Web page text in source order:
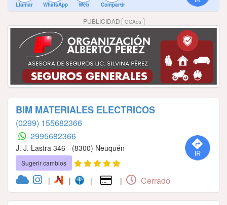
Llamar WhatsApp Web Compartir
PUBLICIDAD GCAds
BIM MATERIALES ELECTRICOS
(0299) 155682366
2995682366
J. J. Lastra 346 - (8300) Neuquén
Sugerir cambios
| | | | Cerrado